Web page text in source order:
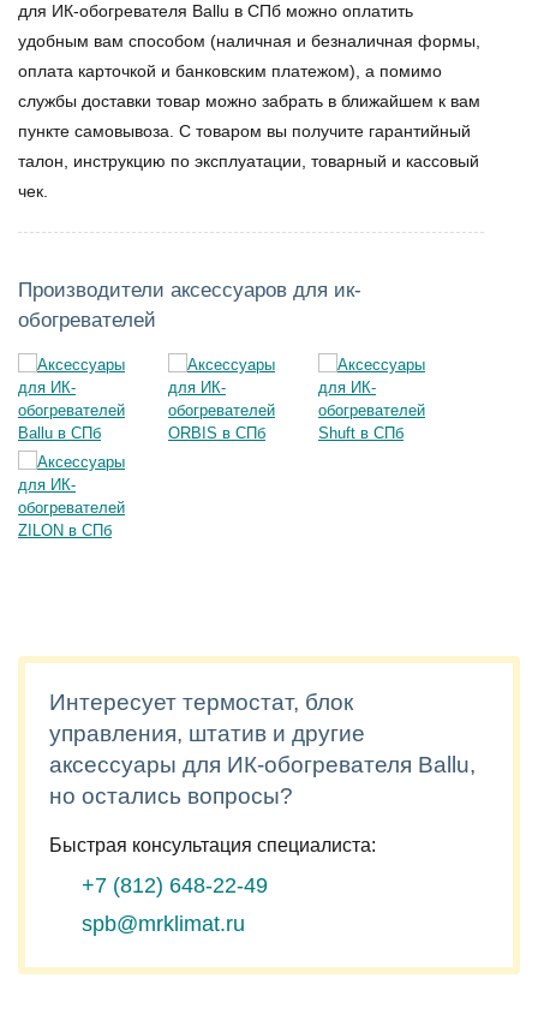
для ИК-обогревателя Ballu в СПб можно оплатить
удобным вам способом (наличная и безналичная формы,
оплата карточкой и банковским платежом), а помимо
службы доставки товар можно забрать в ближайшем к вам
пункте самовывоза. С товаром вы получите гарантийный
талон, инструкцию по эксплуатации, товарный и кассовый
чек.
Производители аксессуаров для ик-
обогревателей
Интересует термостат, блок
управления, штатив и другие
аксессуары для ИК-обогревателя Ballu,
но остались вопросы?
Быстрая консультация специалиста:
+7 (812) 648-22-49
spb@mrklimat.ru